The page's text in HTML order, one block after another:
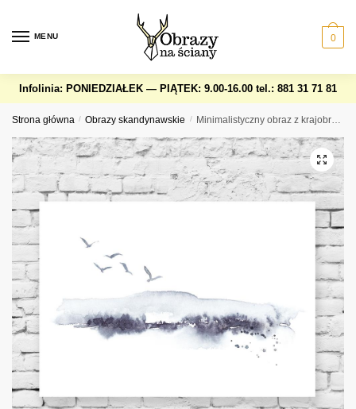
navigation
content
MENU 0
Infolinia: PONIEDZIAŁEK — PIĄTEK: 9.00-16.00 tel.: 881 31 71 81
Strona główna / Obrazy skandynawskie / Minimalistyczny obraz z krajobrazem